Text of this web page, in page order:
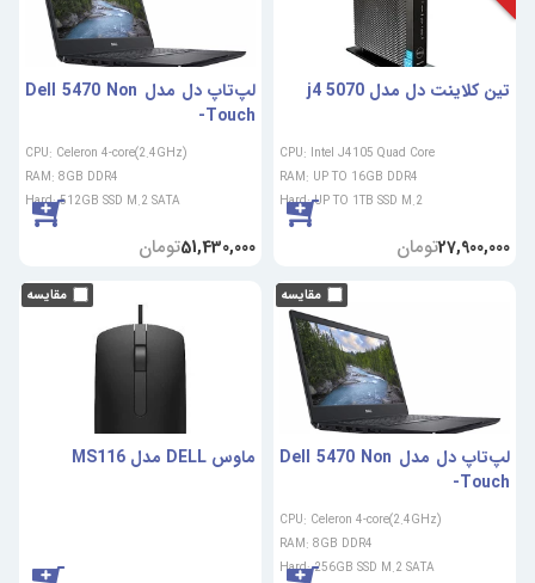
تین کلاینت دل مدل 5070 j4
CPU: Intel J4105 Quad Core
RAM: UP TO 16GB DDR4
Hard: UP TO 1TB SSD M.2
27,900,000تومان
لپ‌تاپ دل مدل Dell 5470 Non
-Touch
CPU: Celeron 4-core(2.4GHz)
RAM: 8GB DDR4
Hard: 512GB SSD M.2 SATA
51,430,000تومان
لپ‌تاپ دل مدل Dell 5470 Non
-Touch
CPU: Celeron 4-core(2.4GHz)
RAM: 8GB DDR4
Hard: 256GB SSD M.2 SATA
ماوس DELL مدل MS116